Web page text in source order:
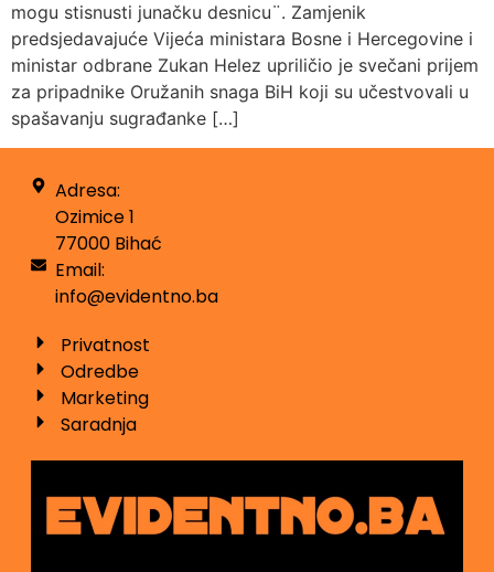
mogu stisnusti junačku desnicu¨. Zamjenik
predsjedavajuće Vijeća ministara Bosne i Hercegovine i
ministar odbrane Zukan Helez upriličio je svečani prijem
za pripadnike Oružanih snaga BiH koji su učestvovali u
spašavanju sugrađanke […]
Adresa:
Ozimice 1
77000 Bihać
Email:
info@evidentno.ba
Privatnost
Odredbe
Marketing
Saradnja